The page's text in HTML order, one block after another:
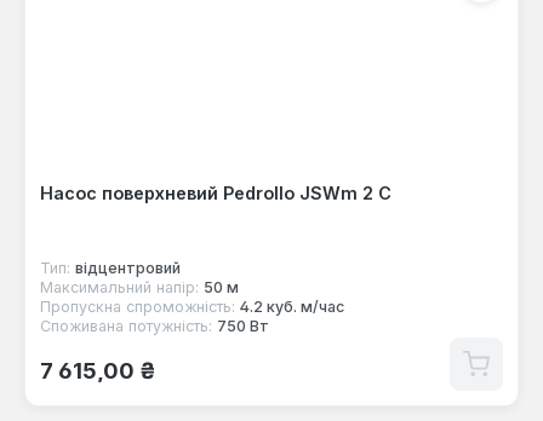
Насос поверхневий Pedrollo JSWm 2 C
Тип: відцентровий
Максимальний напір: 50 м
Пропускна спроможність: 4.2 куб. м/час
Споживана потужність: 750 Вт
Звичайна ціна:
7 615,00 ₴